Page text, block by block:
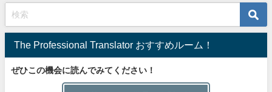
The Professional Translator おすすめルーム！
ぜひこの機会に読んでみてください！